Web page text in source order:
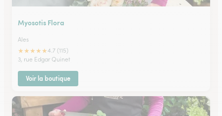
Myosotis Flora
Ales
★★★★★4.7 (115)
3, rue Edgar Quinet
Voir la boutique